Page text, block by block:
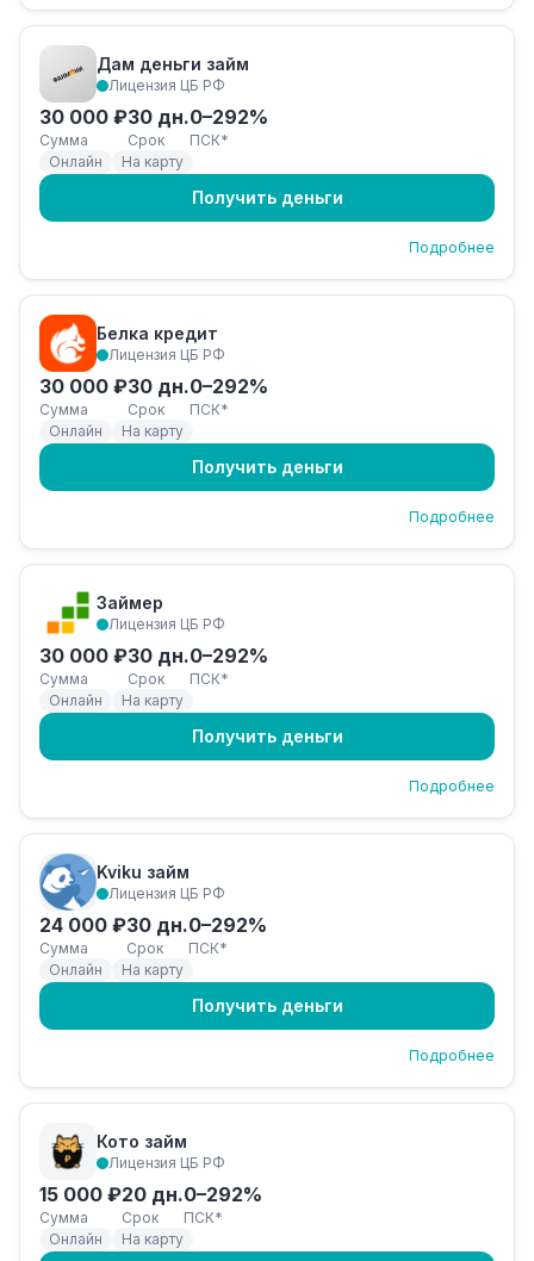
Дам деньги займ
Лицензия ЦБ РФ
30 000 ₽
Сумма
30 дн.
Срок
0–292%
ПСК*
Онлайн
На карту
Получить деньги
Подробнее
Белка кредит
Лицензия ЦБ РФ
30 000 ₽
Сумма
30 дн.
Срок
0–292%
ПСК*
Онлайн
На карту
Получить деньги
Подробнее
Займер
Лицензия ЦБ РФ
30 000 ₽
Сумма
30 дн.
Срок
0–292%
ПСК*
Онлайн
На карту
Получить деньги
Подробнее
Kviku займ
Лицензия ЦБ РФ
24 000 ₽
Сумма
30 дн.
Срок
0–292%
ПСК*
Онлайн
На карту
Получить деньги
Подробнее
Кото займ
Лицензия ЦБ РФ
15 000 ₽
Сумма
20 дн.
Срок
0–292%
ПСК*
Онлайн
На карту